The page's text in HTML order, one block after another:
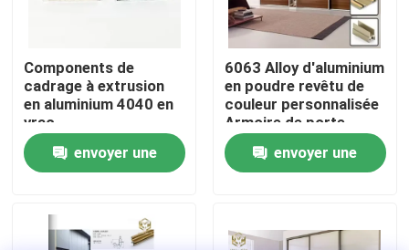
nouvelles
Tous les cas
profils en aluminium pour des fenêtres et des portes
Components de
cadrage à extrusion
en aluminium 4040 en
vrac
envoyer une
6063 Alloy d'aluminium
en poudre revêtu de
couleur personnalisée
Armoire de porte
cadre profilé en
aluminiumenvoyer une